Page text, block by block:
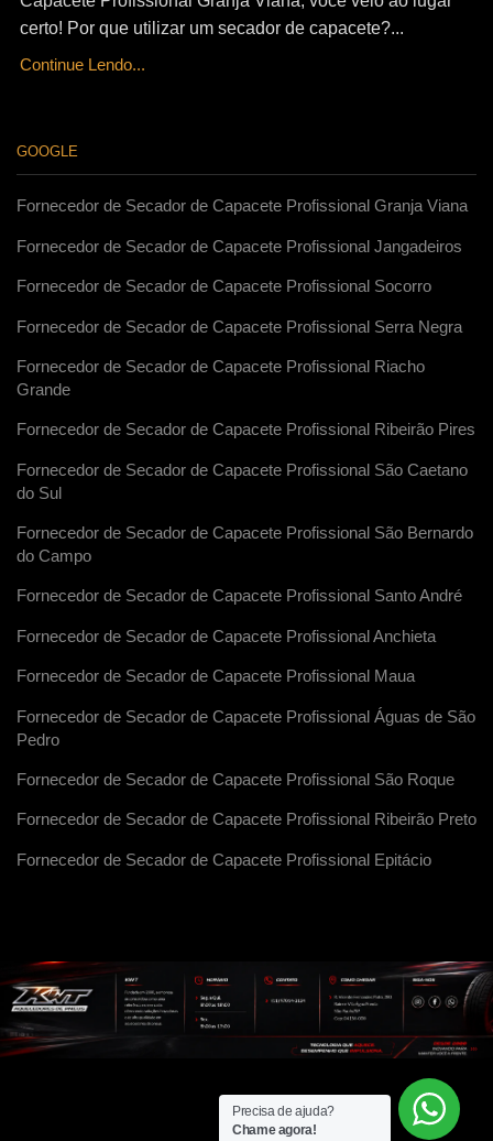
certo! Por que utilizar um secador de capacete?...
Continue Lendo...
GOOGLE
Fornecedor de Secador de Capacete Profissional Granja Viana
Fornecedor de Secador de Capacete Profissional Jangadeiros
Fornecedor de Secador de Capacete Profissional Socorro
Fornecedor de Secador de Capacete Profissional Serra Negra
Fornecedor de Secador de Capacete Profissional Riacho
Grande
Fornecedor de Secador de Capacete Profissional Ribeirão Pires
Fornecedor de Secador de Capacete Profissional São Caetano
do Sul
Fornecedor de Secador de Capacete Profissional São Bernardo
do Campo
Fornecedor de Secador de Capacete Profissional Santo André
Fornecedor de Secador de Capacete Profissional Anchieta
Fornecedor de Secador de Capacete Profissional Maua
Fornecedor de Secador de Capacete Profissional Águas de São
Pedro
Fornecedor de Secador de Capacete Profissional São Roque
Fornecedor de Secador de Capacete Profissional Ribeirão Preto
Fornecedor de Secador de Capacete Profissional Epitácio
Precisa de ajuda?
Chame agora!